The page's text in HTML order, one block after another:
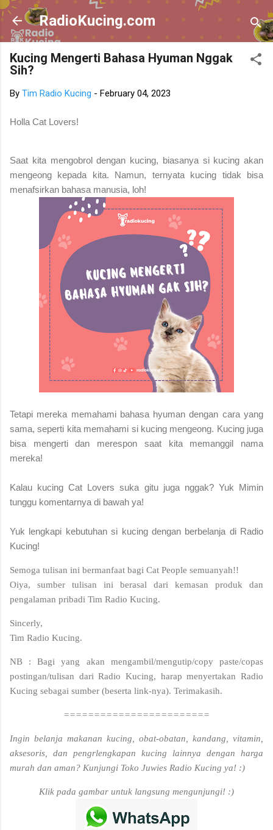
Skip to main content
RadioKucing.com
Kucing Mengerti Bahasa Hyuman Nggak
Sih?
By Tim Radio Kucing - February 04, 2023
Holla Cat Lovers!
Saat kita mengobrol dengan kucing, biasanya si kucing akan
mengeong kepada kita. Namun, ternyata kucing tidak bisa
menafsirkan bahasa manusia, loh!
Tetapi mereka memahami bahasa hyuman dengan cara yang
sama, seperti kita memahami si kucing mengeong. Kucing juga
bisa mengerti dan merespon saat kita memanggil nama
mereka!
Kalau kucing Cat Lovers suka gitu juga nggak? Yuk Mimin
tunggu komentarnya di bawah ya!
Yuk lengkapi kebutuhan si kucing dengan berbelanja di Radio
Kucing!
Semoga tulisan ini bermanfaat bagi Cat People semuanyah!!
Oiya, sumber tulisan ini berasal dari kemasan produk dan
pengalaman pribadi Tim Radio Kucing.
Sincerly,
Tim Radio Kucing.
NB : Bagi yang akan mengambil/mengutip/copy paste/copas
postingan/tulisan dari Radio Kucing, harap menyertakan Radio
Kucing sebagai sumber (beserta link-nya). Terimakasih.
========================
Ingin belanja makanan kucing, obat-obatan, kandang, vitamin,
aksesoris, dan pengrlengkapan kucing lainnya dengan harga
murah dan aman? Kunjungi Toko Juwies Radio Kucing ya! :)
Klik pada gambar untuk langsung mengunjungi! :)